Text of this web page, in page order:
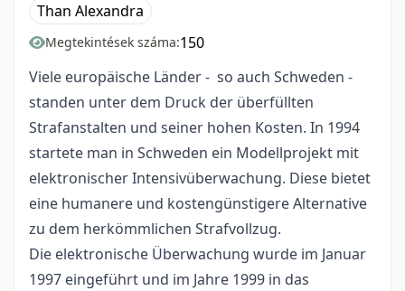
Than Alexandra
Megtekintések száma:150
Viele europäische Länder - so auch Schweden -
standen unter dem Druck der überfüllten
Strafanstalten und seiner hohen Kosten. In 1994
startete man in Schweden ein Modellprojekt mit
elektronischer Intensivüberwachung. Diese bietet
eine humanere und kostengünstigere Alternative
zu dem herkömmlichen Strafvollzug.
Die elektronische Überwachung wurde im Januar
1997 eingeführt und im Jahre 1999 in das